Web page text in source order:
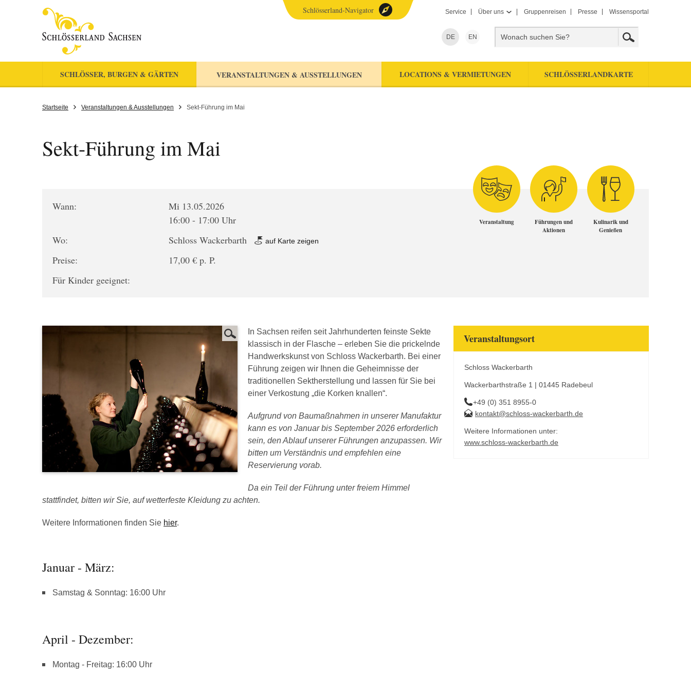
Service Über uns Gruppenreisen Presse Wissensportal
DE EN
SCHLÖSSER, BURGEN & GÄRTEN VERANSTALTUNGEN & AUSSTELLUNGEN LOCATIONS & VERMIETUNGEN SCHLÖSSERLANDKARTE
Schlösserland-Navigator
Startseite Veranstaltungen & Ausstellungen Sekt-Führung im Mai
Sekt-Führung im Mai
Wann:
Mi 13.05.2026
16:00 - 17:00 Uhr
Wo:
Schloss Wackerbarth auf Karte zeigen
Preise:
17,00 € p. P.
Für Kinder geeignet:
Veranstaltung
Führungen und
Aktionen
Kulinarik und
Genießen
In Sachsen reifen seit Jahrhunderten feinste Sekte
klassisch in der Flasche – erleben Sie die prickelnde
Handwerkskunst von Schloss Wackerbarth. Bei einer
Führung zeigen wir Ihnen die Geheimnisse der
traditionellen Sektherstellung und lassen für Sie bei
einer Verkostung „die Korken knallen“.
Aufgrund von Baumaßnahmen in unserer Manufaktur
kann es von Januar bis September 2026 erforderlich
sein, den Ablauf unserer Führungen anzupassen. Wir
bitten um Verständnis und empfehlen eine
Reservierung vorab.
Da ein Teil der Führung unter freiem Himmel
stattfindet, bitten wir Sie, auf wetterfeste Kleidung zu achten.
Weitere Informationen finden Sie hier.
Januar - März:
Samstag & Sonntag: 16:00 Uhr
April - Dezember:
Montag - Freitag: 16:00 Uhr
Veranstaltungsort
Schloss Wackerbarth
Wackerbarthstraße 1 | 01445 Radebeul
+49 (0) 351 8955-0
kontakt@schloss-wackerbarth.de
Weitere Informationen unter:
www.schloss-wackerbarth.de